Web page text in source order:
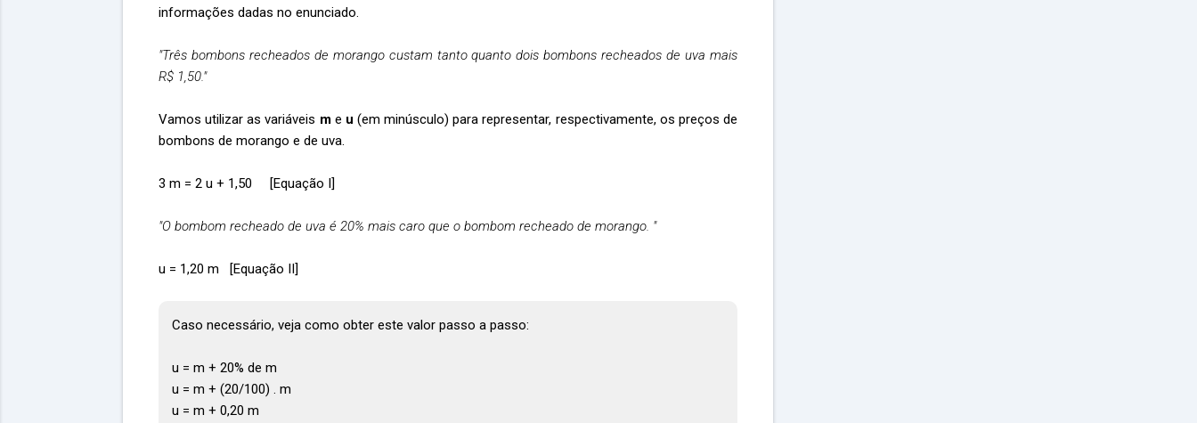
informações dadas no enunciado.
"Três bombons recheados de morango custam tanto quanto dois bombons recheados de uva mais
R$ 1,50."
Vamos utilizar as variáveis me u(em minúsculo) para representar, respectivamente, os preços de
bombons de morango e de uva.
3 m = 2 u + 1,50 [Equação I]
"O bombom recheado de uva é 20% mais caro que o bombom recheado de morango. "
u = 1,20 m [Equação II]
Caso necessário, veja como obter este valor passo a passo:
u = m + 20% de m
u = m + (20/100) . m
u = m + 0,20 m